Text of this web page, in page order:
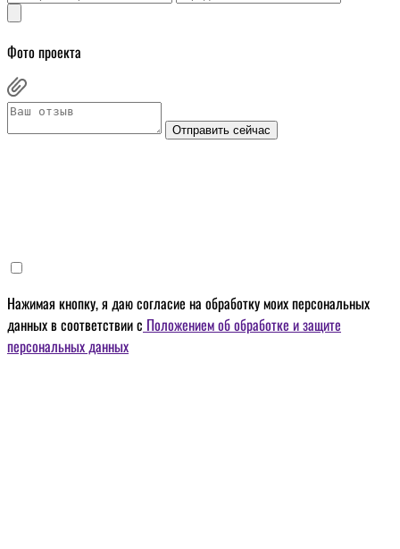
Фото проекта
Отправить сейчас
Нажимая кнопку, я даюсогласие на обработку моих персональных
данныхв соответствии с Положением об обработке и защите
персональных данных